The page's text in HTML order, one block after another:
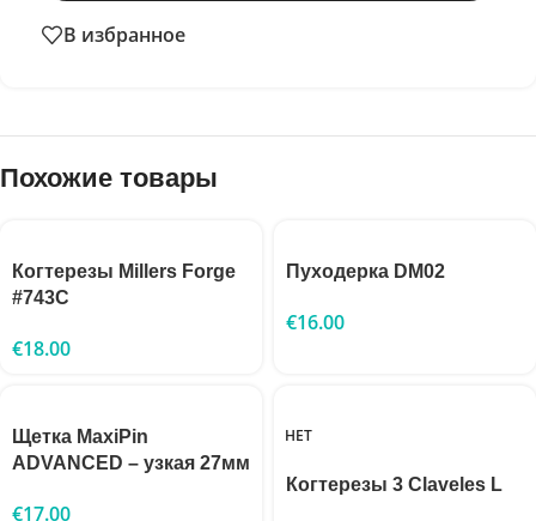
В избранное
Похожие товары
Когтерезы Millers Forge
#743C
€18.00
Пуходерка DM02
€16.00
Щетка MaxiPin
ADVANCED – узкая 27мм
€17.00
НЕТ
Когтерезы 3 Claveles L